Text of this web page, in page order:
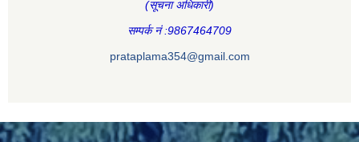
(सूचना अधिकारी)
सम्पर्क नं :9867464709
prataplama354@gmail.com